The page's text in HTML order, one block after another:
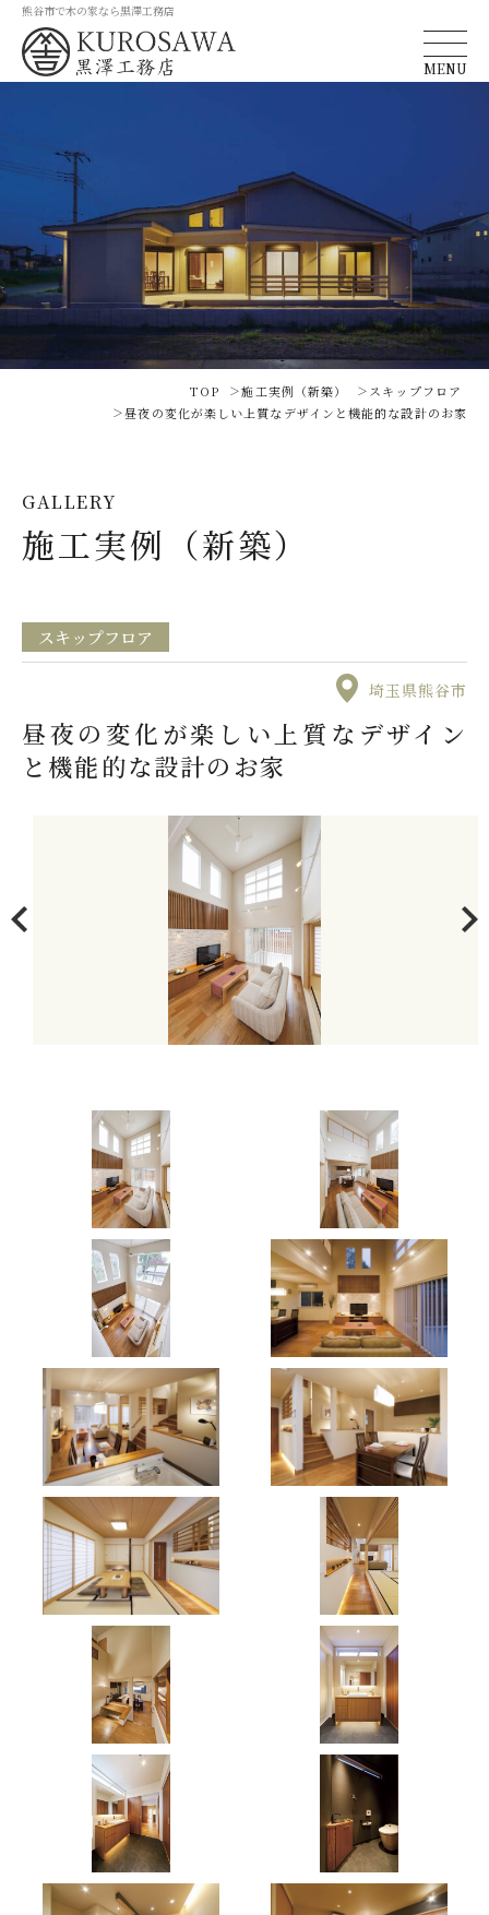
熊谷市で木の家なら黒澤工務店
MENU
TOP 施工実例（新築）
スキップフロア
昼夜の変化が楽しい上質なデザインと機能的な設計のお家
GALLERY
施工実例（新築）
スキップフロア
埼玉県熊谷市
昼夜の変化が楽しい上質なデザイン
と機能的な設計のお家